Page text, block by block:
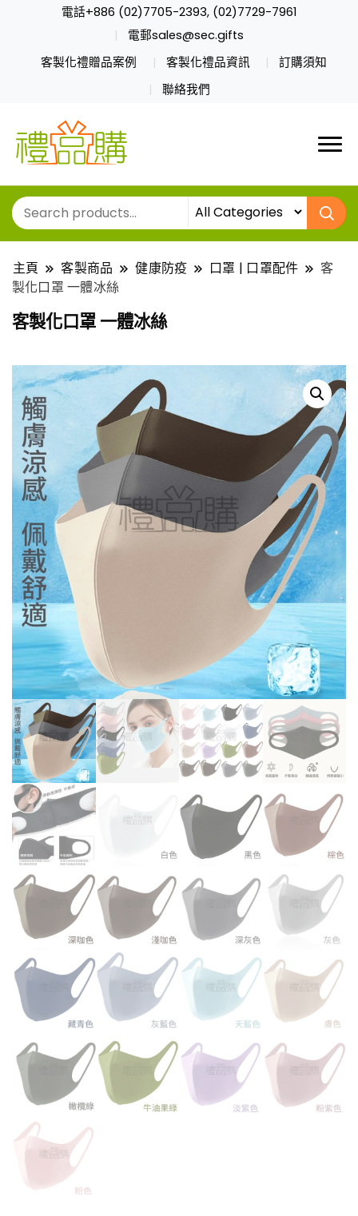
電話+886 (02)7705-2393, (02)7729-7961
電郵sales@sec.gifts
客製化禮贈品案例
客製化禮品資訊
訂購須知
聯絡我們
主頁 客製商品 健康防疫 口罩 | 口罩配件
客
製化口罩 一體冰絲
客製化口罩 一體冰絲